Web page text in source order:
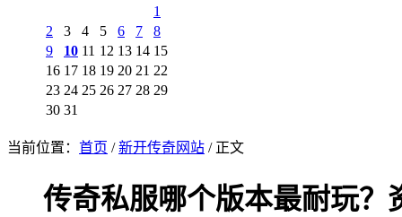
1
2
3 4 5 6 7
8
9
10 11 12 13 14 15
16 17 18 19 20 21 22
23 24 25 26 27 28 29
30 31
当前位置： 首页 /新开传奇网站 / 正文
传奇私服哪个版本最耐玩？